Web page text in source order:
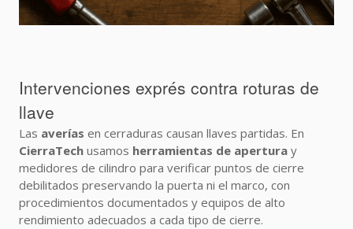
Intervenciones exprés contra roturas de
llave
Las averías en cerraduras causan llaves partidas. En
CierraTech usamos herramientas de apertura y
medidores de cilindro para verificar puntos de cierre
debilitados preservando la puerta ni el marco, con
procedimientos documentados y equipos de alto
rendimiento adecuados a cada tipo de cierre.